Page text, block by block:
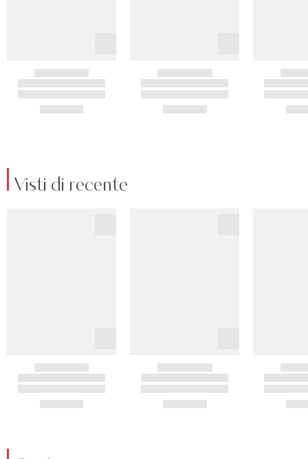
Visti di recente